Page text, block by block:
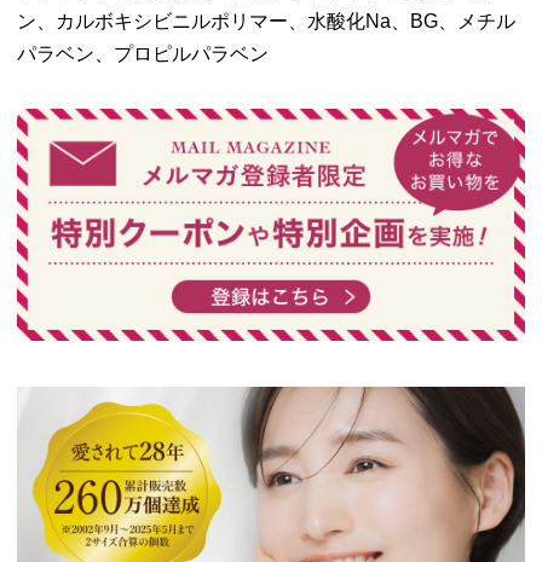
ン、カルボキシビニルポリマー、水酸化Na、BG、メチル
パラベン、プロピルパラベン